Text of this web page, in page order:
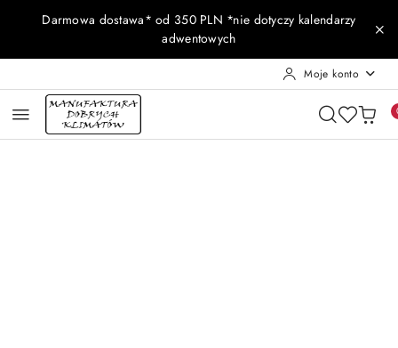
Przejdź do treści głównej
Przejdź do wyszukiwarki
Przejdź do moje konto
Przejdź do menu głównego
Przejdź do opisu produktu
Przejdź do stopki
Darmowa dostawa* od 350 PLN *nie dotyczy kalendarzy
adwentowych
Moje konto